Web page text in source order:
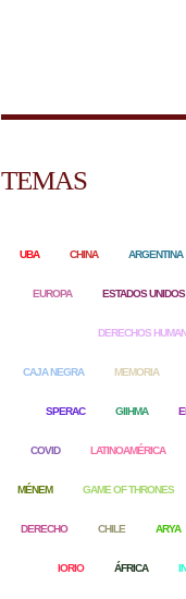
TEMAS
UBA CHINA ARGENTINA
EUROPA ESTADOS UNIDOS
DERECHOS
CAJA NEGRA MEMORIA
SPERAC GIIHMA
COVID LATINOAMÉRICA
MÉNEM GAME OF THRONES
DERECHO CHILE ARYA
IORIO ÁFRICA